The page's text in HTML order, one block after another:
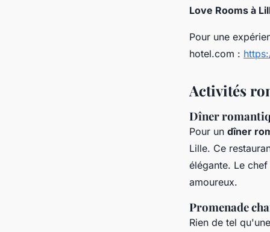
Love Rooms à
Pour une
hotel.com :
Activités
Dîner
Pour un dîner
Lille. Ce
élégante. Le
amoureux.
Promenade
Rien de tel